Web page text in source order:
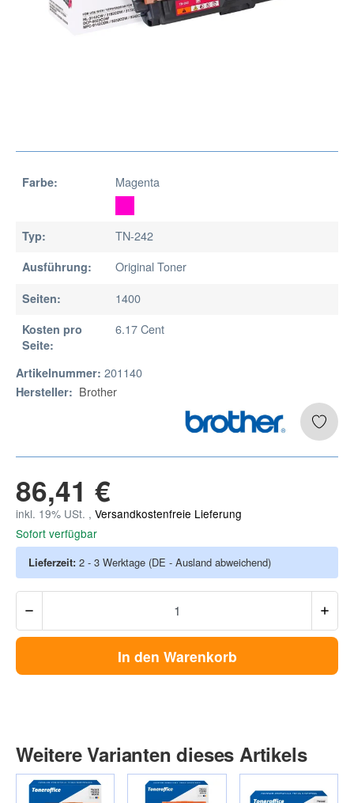
Farbe: Magenta
Typ: TN-242
Ausführung: Original Toner
Seiten: 1400
Kosten pro
Seite:
6.17 Cent
Artikelnummer: 201140
Hersteller: Brother
86,41 €
inkl. 19% USt. , Versandkostenfreie Lieferung
Sofort verfügbar
Lieferzeit: 2 - 3 Werktage (DE - Ausland abweichend)
In den Warenkorb
Weitere Varianten dieses Artikels